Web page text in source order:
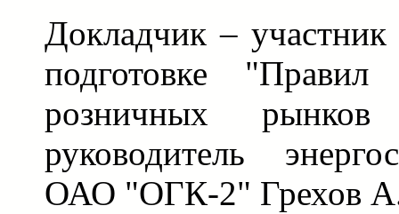
Докладчик –
подготовке "Правил
розничных
руководитель
ОАО "ОГК-2" Грехов